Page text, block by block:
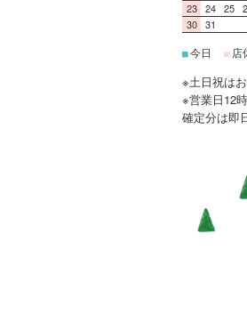
23 24 25
30 31
■今日 ■ 店
※土日祝は
※営業日12
確定分は即